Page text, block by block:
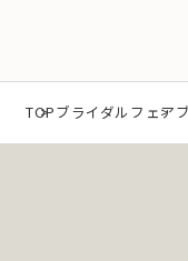
特定するととも
用目的の達成に
す。
（1）冠婚葬祭
TOPブライダルフェア